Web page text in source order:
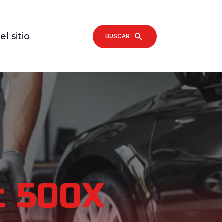
sitio BUSCAR
500X